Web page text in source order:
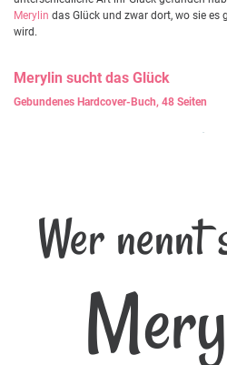
Merylin das Glück und zwar dort, wo sie es
wird.
Merylin sucht das Glück
Gebundenes Hardcover-Buch, 48 Seiten
Wer nennt